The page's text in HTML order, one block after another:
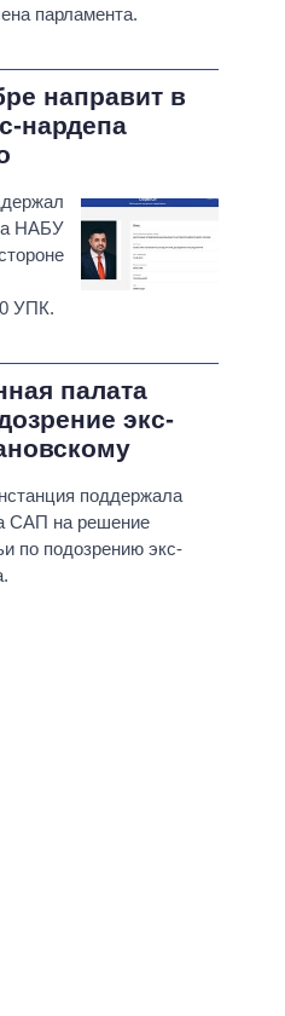
парламента.
направит в
нардепа
НАБУ
УПК.
палата
экс-
поддержала
САП на решение
по подозрению экс-